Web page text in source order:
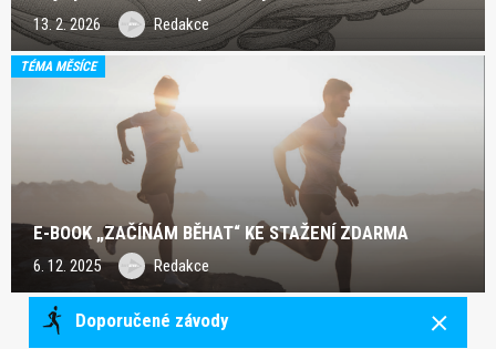
13. 2. 2026 Redakce
TÉMA MĚSÍCE
E-BOOK „ZAČÍNÁM BĚHAT“ KE STAŽENÍ ZDARMA
6. 12. 2025 Redakce
Doporučené závody